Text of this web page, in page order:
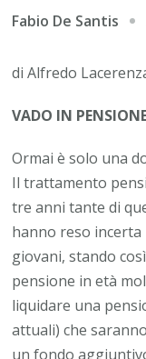
Fabio De Santis
di Alfredo
VADO IN
Ormai è solo una
Il trattamento
tre anni tante di
hanno reso incerta
giovani, stando
pensione in età
liquidare una
attuali) che
un fondo